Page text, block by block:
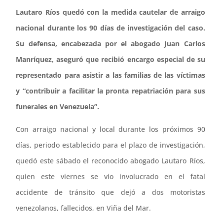
Lautaro Ríos quedó con la medida cautelar de arraigo
nacional durante los 90 días de investigación del caso.
Su defensa, encabezada por el abogado Juan Carlos
Manríquez, aseguró que recibió encargo especial de su
representado para asistir a las familias de las víctimas
y “contribuir a facilitar la pronta repatriación para sus
funerales en Venezuela”.
Con arraigo nacional y local durante los próximos 90
días, periodo establecido para el plazo de investigación,
quedó este sábado el reconocido abogado Lautaro Ríos,
quien este viernes se vio involucrado en el fatal
accidente de tránsito que dejó a dos motoristas
venezolanos, fallecidos, en Viña del Mar.